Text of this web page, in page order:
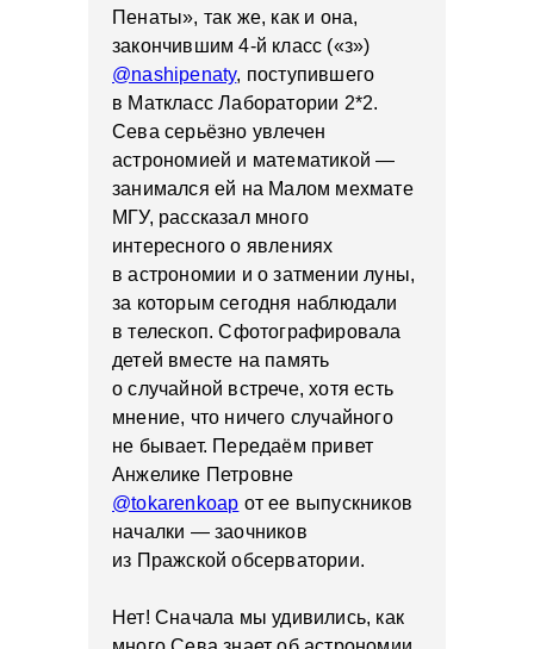
Пенаты», так же, как и она,
закончившим 4-й класс («з»)
@nashipenaty, поступившего
в Маткласс Лаборатории 2*2.
Сева серьёзно увлечен
астрономией и математикой —
занимался ей на Малом мехмате
МГУ, рассказал много
интересного о явлениях
в астрономии и о затмении луны,
за которым сегодня наблюдали
в телескоп. Сфотографировала
детей вместе на память
о случайной встрече, хотя есть
мнение, что ничего случайного
не бывает. Передаём привет
Анжелике Петровне
@tokarenkoap от ее выпускников
началки — заочников
из Пражской обсерватории.
Нет! Сначала мы удивились, как